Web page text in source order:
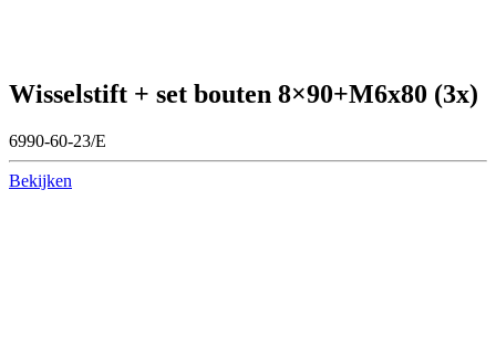
Wisselstift + set bouten 8×90+M6x80 (3x)
6990-60-23/E
Bekijken